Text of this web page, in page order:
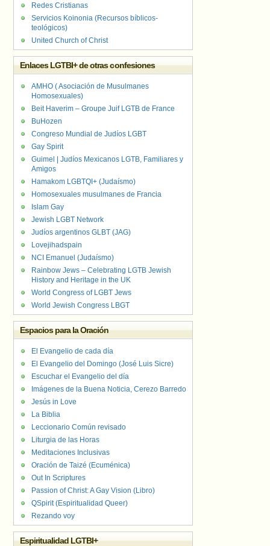
Redes Cristianas
Servicios Koinonia (Recursos bíblicos-
teológicos)
United Church of Christ
Enlaces LGTBI+ de otras confesiones
AMHO ( Asociación de Musulmanes
Homosexuales)
Beit Haverim – Groupe Juif LGTB de France
BuHozen
Congreso Mundial de Judíos LGBT
Gay Spirit
Guimel | Judíos Mexicanos LGTB, Familiares y
Amigos
Hamakom LGBTQI+ (Judaísmo)
Homosexuales musulmanes de Francia
Islam Gay
Jewish LGBT Network
Judíos argentinos GLBT (JAG)
Lovejihadspain
NCI Emanuel (Judaísmo)
Rainbow Jews – Celebrating LGTB Jewish
History and Heritage in the UK
World Congress of LGBT Jews
World Jewish Congress LBGT
Espacios para la Oración
El Evangelio de cada día
El Evangelio del Domingo (José Luis Sicre)
Escuchar el Evangelio del día
Imágenes de la Buena Noticia, Cerezo Barredo
Jesús in Love
La Biblia
Leccionario Común revisado
Liturgia de las Horas
Meditaciones Inclusivas
Oración de Taizé (Ecuménica)
Out In Scriptures
Passion of Christ: A Gay Vision (Libro)
QSpirit (Espiritualidad Queer)
Rezando voy
Espiritualidad LGTBI+